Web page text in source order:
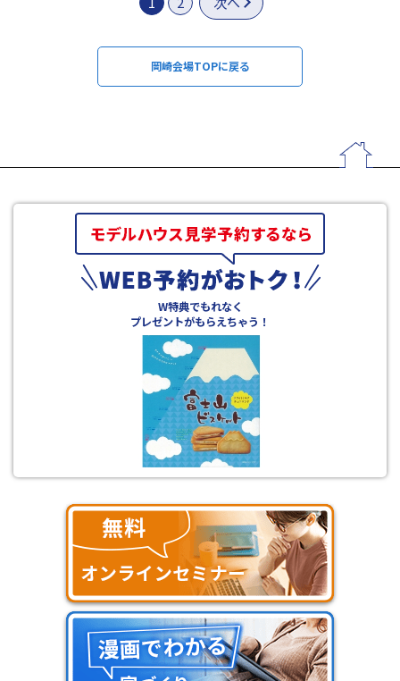
岡崎会場TOPに戻る
W特典でもれなく
プレゼントがもらえちゃう！